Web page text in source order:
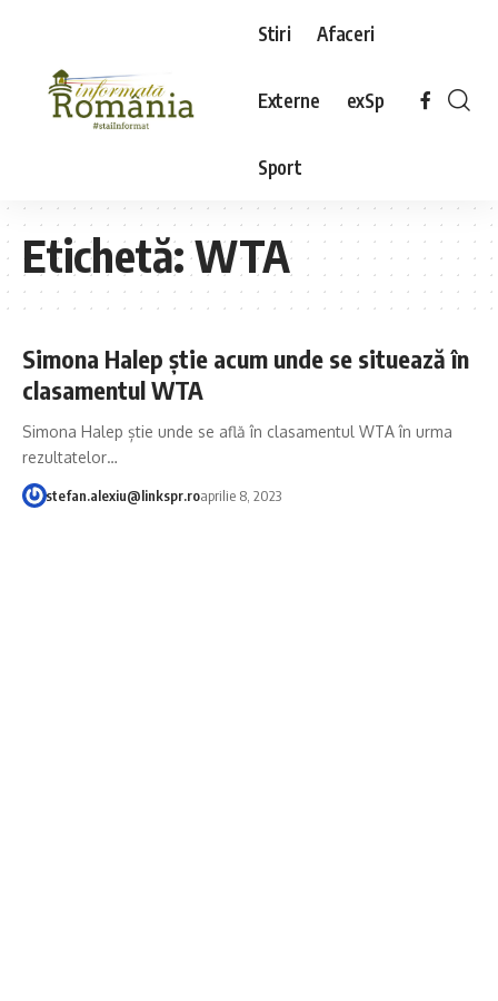
Stiri Afaceri
Externe exSp
Sport
Etichetă:WTA
Simona Halep știe acum unde se situează în
clasamentul WTA
Simona Halep știe unde se află în clasamentul WTA în urma
rezultatelor…
stefan.alexiu@linkspr.roaprilie 8, 2023